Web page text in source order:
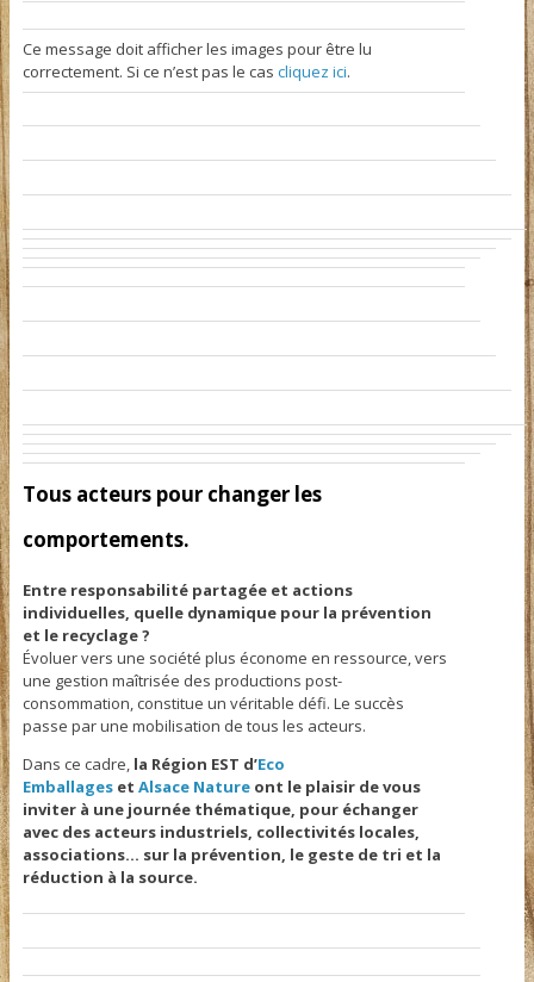
Ce message doit afficher les images pour être lu
correctement. Si ce n’est pas le cas cliquez ici.
Tous acteurs pour changer les
comportements.
Entre responsabilité partagée et actions
individuelles, quelle dynamique pour la prévention
et le recyclage ?
Évoluer vers une société plus économe en ressource, vers
une gestion maîtrisée des productions post-
consommation, constitue un véritable défi. Le succès
passe par une mobilisation de tous les acteurs.
Dans ce cadre, la Région EST d’Eco
Emballageset Alsace Natureont le plaisir de vous
inviter à une journée thématique, pour échanger
avec des acteurs industriels, collectivités locales,
associations… sur la prévention, le geste de tri et la
réduction à la source.